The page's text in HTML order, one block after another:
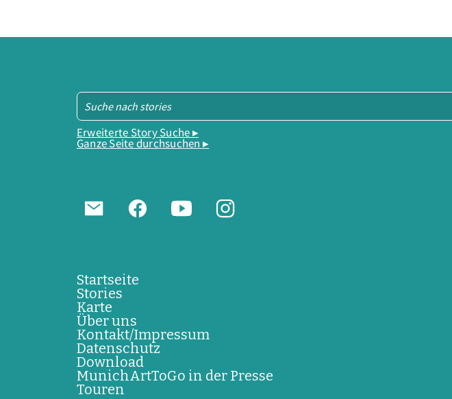
Erweiterte Story Suche ▸
Ganze Seite durchsuchen ▸
Startseite
Stories
Karte
Über uns
Kontakt/Impressum
Datenschutz
Download
MunichArtToGo in der Presse
Touren